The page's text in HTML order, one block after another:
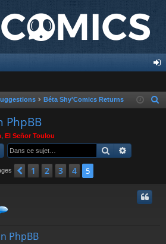
ne
Béta Shy'Comics Returns
PhpBB
El Señor Toulou
Rechercher
Précédente
1 2 3 4 5
PhpBB